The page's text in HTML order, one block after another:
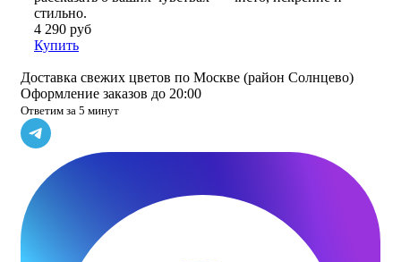
стильно.
4 290 руб
Купить
Доставка свежих цветов по Москве (район Солнцево)
Оформление заказов до 20:00
Ответим за 5 минут